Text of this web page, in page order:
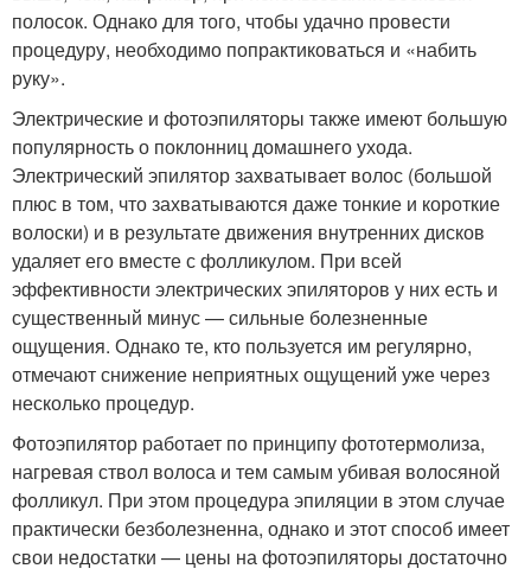
полосок. Однако для того, чтобы удачно провести
процедуру, необходимо попрактиковаться и «набить
руку».
Электрические и фотоэпиляторы также имеют большую
популярность о поклонниц домашнего ухода.
Электрический эпилятор захватывает волос (большой
плюс в том, что захватываются даже тонкие и короткие
волоски) и в результате движения внутренних дисков
удаляет его вместе с фолликулом. При всей
эффективности электрических эпиляторов у них есть и
существенный минус — сильные болезненные
ощущения. Однако те, кто пользуется им регулярно,
отмечают снижение неприятных ощущений уже через
несколько процедур.
Фотоэпилятор работает по принципу фототермолиза,
нагревая ствол волоса и тем самым убивая волосяной
фолликул. При этом процедура эпиляции в этом случае
практически безболезненна, однако и этот способ имеет
свои недостатки — цены на фотоэпиляторы достаточно